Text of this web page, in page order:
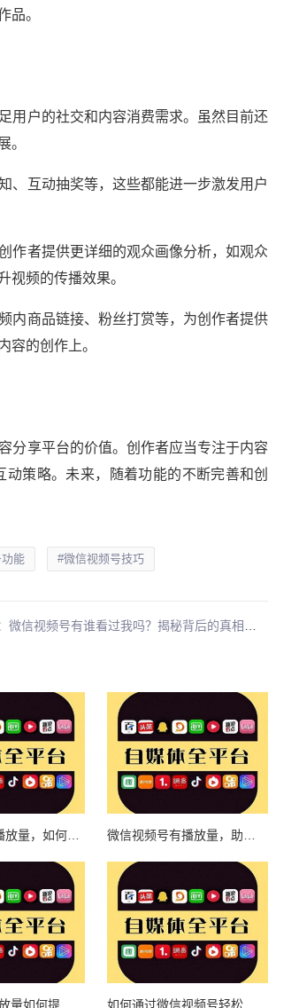
品。
用户的社交和内容消费需求。虽然目前还
。
、互动抽奖等，这些都能进一步激发用户
作者提供更详细的观众画像分析，如观众
视频的传播效果。
内商品链接、粉丝打赏等，为创作者提供
容的创作上。
分享平台的价值。创作者应当专注于内容
策略。未来，随着功能的不断完善和创
能 #微信视频号技巧
# 下一篇：微信视频号有谁看过我吗？揭秘背后的真相与小技巧
如何通过微信视频号轻松实现三百播放量，快速提升账号影响力